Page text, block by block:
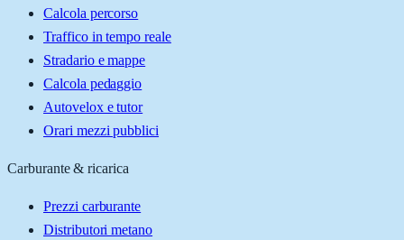
Calcola percorso
Traffico in tempo reale
Stradario e mappe
Calcola pedaggio
Autovelox e tutor
Orari mezzi pubblici
Carburante & ricarica
Prezzi carburante
Distributori metano